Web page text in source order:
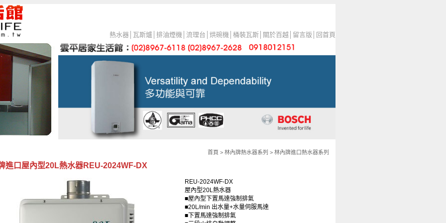
熱水器 瓦斯爐 排油煙機 流理台 烘碗機 桶裝瓦斯 關於百越 留言版 回首頁
首頁 > 林內牌熱水器系列 > 林內牌進口熱水器系列
進口屋內型20L熱水器REU-2024WF-DX
REU-2024WF-DX
屋內型20L熱水器
■屋內型下置馬達強制排氣
■20L/min 出水量+水量伺服馬達
■下置馬達強制排氣